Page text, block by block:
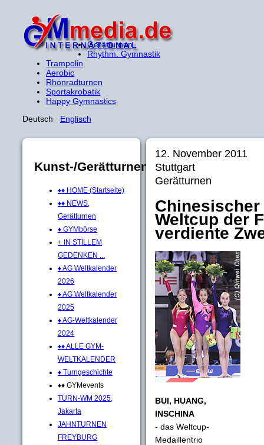
Gerätturnen
Rhythm. Gymnastik
Trampolin
Aerobic
Rhönradturnen
Sportakrobatik
Happy Gymnastics
Deutsch Englisch
Kunst-/Gerätturnen
♦♦ HOME (Startseite)
♦♦ NEWS,
Gerätturnen
♦ GYMbörse
+ IN STILLEM
GEDENKEN ...
♦ AG Weltkalender
2026
♦ AG Weltkalender
2025
♦ AG-Weltkalender
2024
♦♦ ALLE GYM-
WELTKALENDER
♦ Turngeschichte
♦♦ GYMevents
TURN-WM 2025,
Jakarta
JAHNTURNEN
FREYBURG
12. November 2011
Stuttgart
Gerätturnen
Chinesischer
Weltcup der
verdiente
BUI, HUANG,
INSCHINA
- das Weltcup-
Medaillentrio